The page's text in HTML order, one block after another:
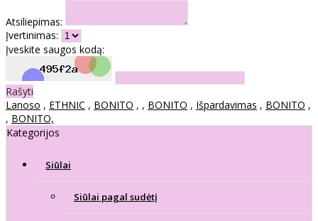
Atsiliepimas:
Įvertinimas:
Įveskite saugos kodą:
Rašyti
Lanoso , ETHNIC , BONITO , , BONITO , Išpardavimas , BONITO ,
, BONITO,
Kategorijos
Siūlai
Siūlai pagal sudėtį